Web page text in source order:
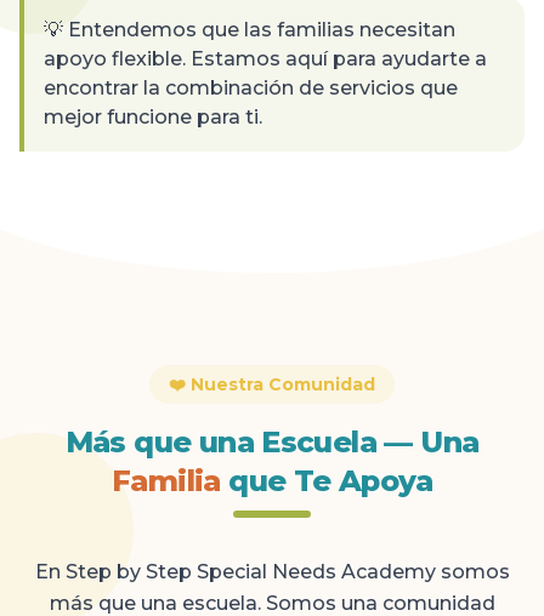
💡 Entendemos que las familias necesitan
apoyo flexible. Estamos aquí para ayudarte a
encontrar la combinación de servicios que
mejor funcione para ti.
❤️ Nuestra Comunidad
Más que una Escuela — Una
Familia que Te Apoya
En Step by Step Special Needs Academy somos
más que una escuela. Somos una comunidad